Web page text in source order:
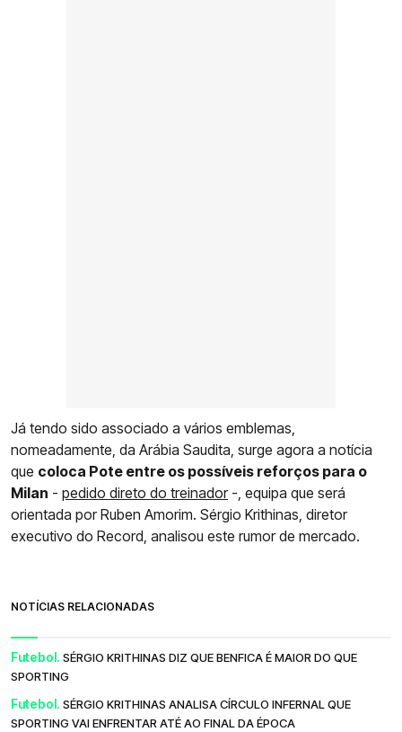
Já tendo sido associado a vários emblemas,
nomeadamente, da Arábia Saudita, surge agora a notícia
que coloca Pote entre os possíveis reforços para o
Milan - pedido direto do treinador-, equipa que será
orientada por Ruben Amorim. Sérgio Krithinas, diretor
executivo do Record, analisou este rumor de mercado.
NOTÍCIAS RELACIONADAS
Futebol. SÉRGIO KRITHINAS DIZ QUE BENFICA É MAIOR DO QUE
SPORTING
Futebol. SÉRGIO KRITHINAS ANALISA CÍRCULO INFERNAL QUE
SPORTING VAI ENFRENTAR ATÉ AO FINAL DA ÉPOCA